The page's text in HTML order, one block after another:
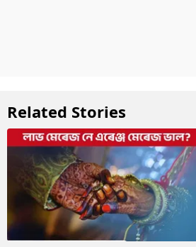
Related Stories